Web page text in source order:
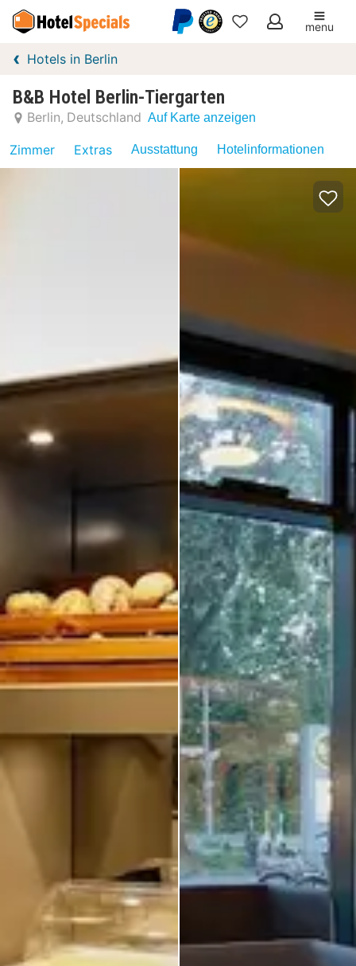
Meine
menu
Hotels in Berlin
B&B Hotel Berlin-Tiergarten
Berlin Deutschland Auf Karte anzeigen
Zimmer Extras Ausstattung Hotelinformationen